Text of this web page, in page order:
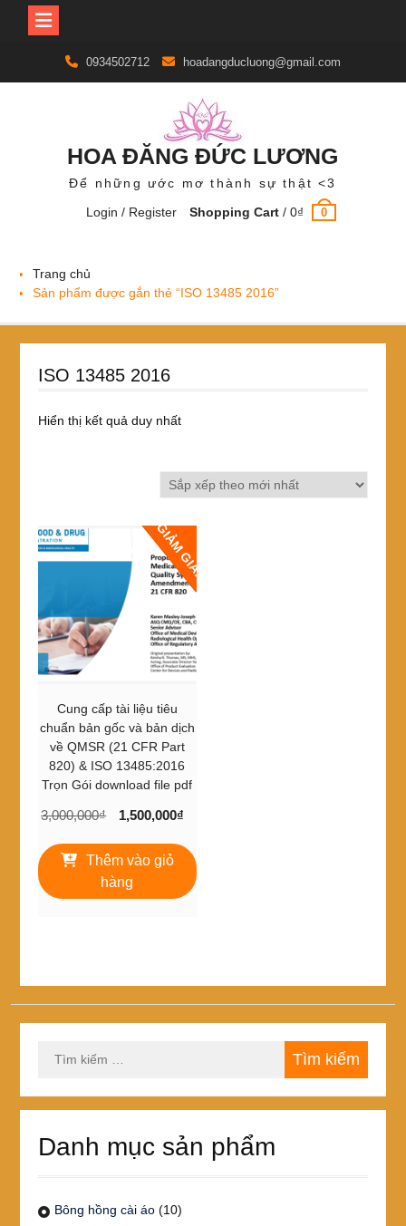
content
0934502712 hoadangducluong@gmail.com
HOA ĐĂNG ĐỨC LƯƠNG
Để những ước mơ thành sự thật <3
Login / Register
Shopping Cart /0₫ 0
Trang chủ
Sản phẩm được gắn thẻ “ISO 13485 2016”
ISO 13485 2016
Hiển thị kết quả duy nhất
GIẢM GIÁ!
Cung cấp tài liệu tiêu
chuẩn bản gốc và bản dịch
về QMSR (21 CFR Part
820) & ISO 13485:2016
Trọn Gói download file pdf
3,000,000₫
Giá
là:
3,000,000₫.
1,500,000₫
tại
là:
1,500,000₫.
Thêm vào giỏ
hàng
kiếm
Danh mục sản phẩm
Bông hồng cài áo (10)